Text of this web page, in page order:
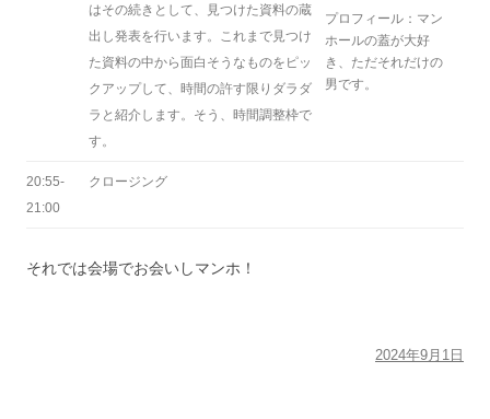
はその続きとして、見つけた資料の蔵
出し発表を行います。これまで見つけ
た資料の中から面白そうなものをピッ
クアップして、時間の許す限りダラダ
ラと紹介します。そう、時間調整枠で
す。
プロフィール：マン
ホールの蓋が大好
き、ただそれだけの
男です。
20:55-
21:00
クロージング
それでは会場でお会いしマンホ！
2024年9月1日